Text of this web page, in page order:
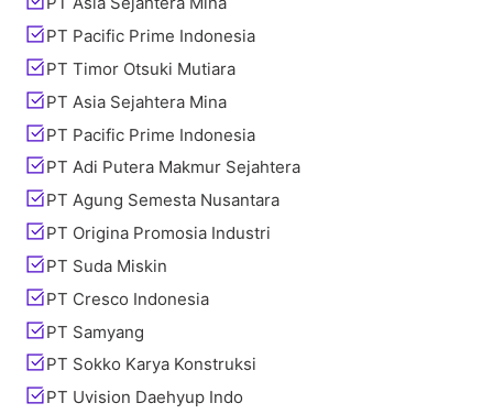
PT Pacific Prime Indonesia
PT Timor Otsuki Mutiara
PT Asia Sejahtera Mina
PT Pacific Prime Indonesia
PT Adi Putera Makmur Sejahtera
PT Agung Semesta Nusantara
PT Origina Promosia Industri
PT Suda Miskin
PT Cresco Indonesia
PT Samyang
PT Sokko Karya Konstruksi
PT Uvision Daehyup Indo